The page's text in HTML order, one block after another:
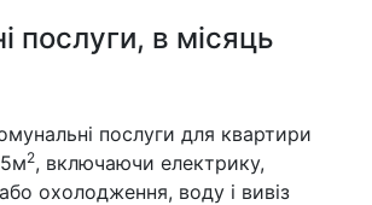
послуги, в місяць
послуги для квартири
2, включаючи електрику,
охолодження, воду і вивіз